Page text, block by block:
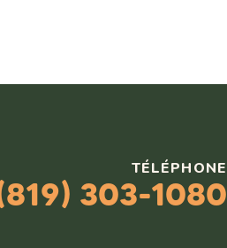
TÉLÉPHONE
303-1080